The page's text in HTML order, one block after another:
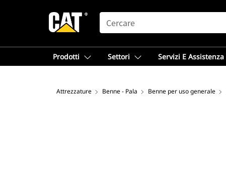
SEARCH
Prodotti Settori Servizi E Assistenza
Attrezzature Benne - Pala Benne per uso generale